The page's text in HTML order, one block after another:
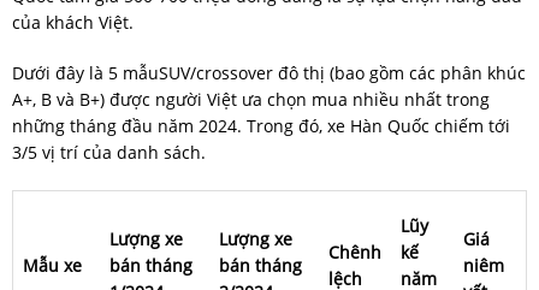
của khách Việt.
Dưới đây là 5 mẫuSUV/crossover đô thị (bao gồm các phân khúc
A+, B và B+) được người Việt ưa chọn mua nhiều nhất trong
những tháng đầu năm 2024. Trong đó, xe Hàn Quốc chiếm tới
3/5 vị trí của danh sách.
Mẫu xe
Lượng xe
bán tháng
Lượng xe
bán tháng
Chênh
lệch
Lũy
kế
năm
Giá
niêm